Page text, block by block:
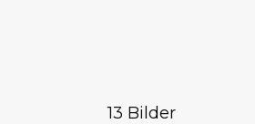
13 Bilder